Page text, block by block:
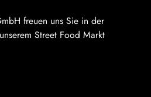
freuen uns Sie in der
Street Food Markt